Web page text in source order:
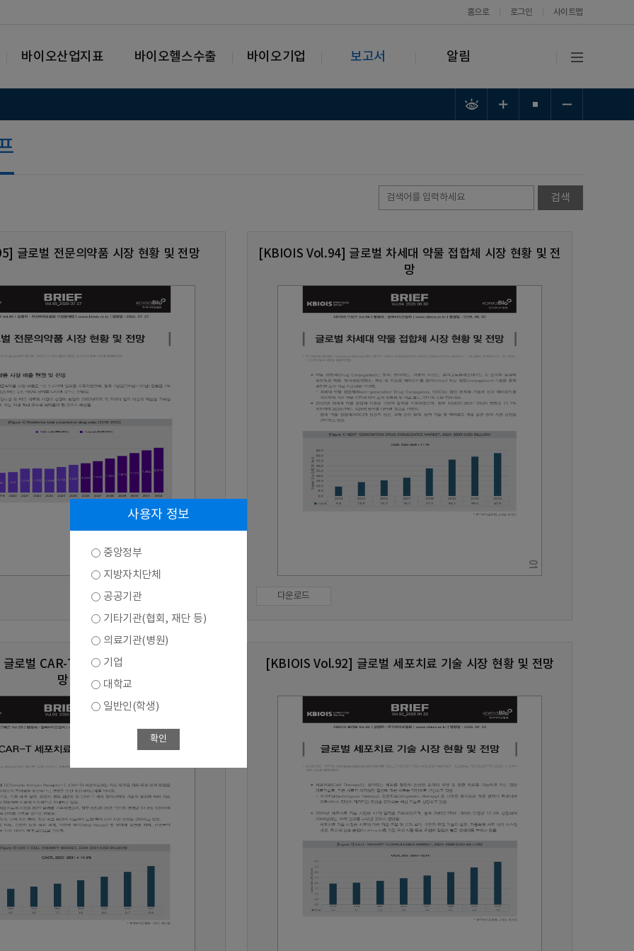
홈으로 로그인 사이트맵
바이오산업지표 바이오헬스수출 바이오기업 보고서 알림
글로벌 전문의약품 시장 현황 및 전망
[KBIOIS Vol.94] 글로벌 차세대 약물 접합체 시장 현황 및 전
망
다운로드
로벌 CAR-T 세포치료제 시장 현황 및 전
망
[KBIOIS Vol.92] 글로벌 세포치료 기술 시장 현황 및 전망
사용자 정보
중앙정부
지방자치단체
공공기관
기타기관(협회, 재단 등)
의료기관(병원)
기업
대학교
일반인(학생)
확인